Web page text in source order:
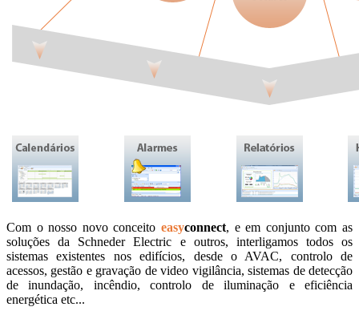
Com o nosso novo conceito easyconnect, e em conjunto com as
soluções da Schneder Electric e outros, interligamos todos os
sistemas existentes nos edifícios, desde o AVAC, controlo de
acessos, gestão e gravação de video vigilância, sistemas de detecção
de inundação, incêndio, controlo de iluminação e eficiência
energética etc...